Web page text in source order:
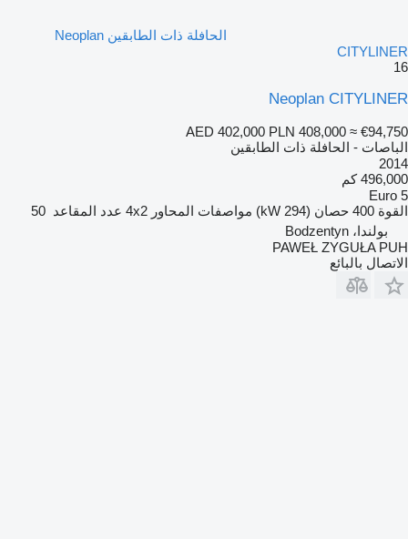
الحافلة ذات الطابقين Neoplan
CITYLINER
16
Neoplan CITYLINER
AED 402,000 PLN 408,000 ≈ €94,750
الباصات - الحافلة ذات الطابقين
2014
496,000 كم
Euro 5
القوة 400 حصان (294 kW) مواصفات المحاور 4x2 عدد المقاعد 50
بولندا، Bodzentyn
PAWEŁ ZYGUŁA PUH
الاتصال بالبائع